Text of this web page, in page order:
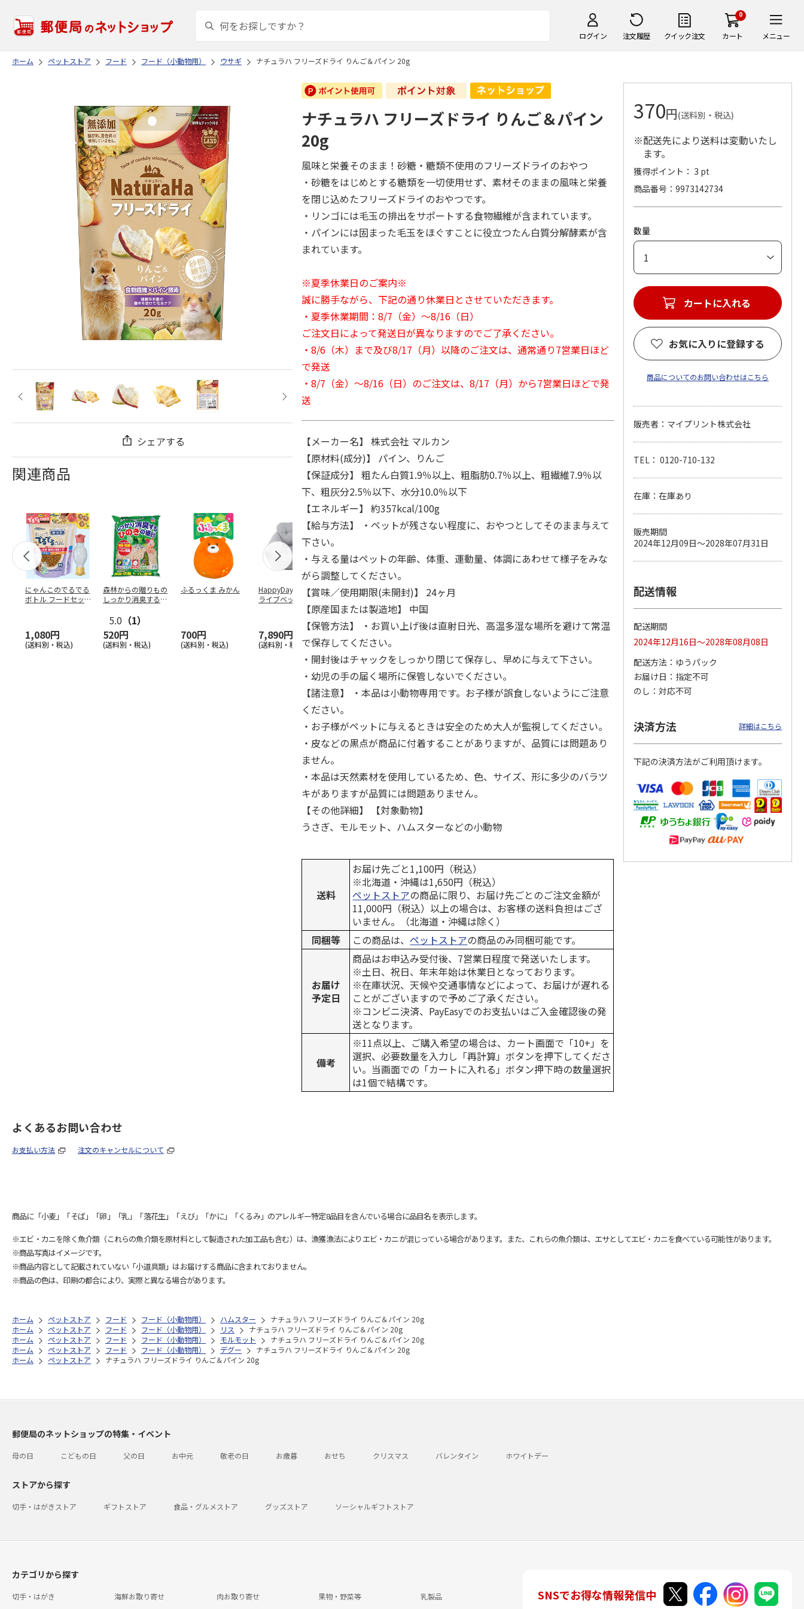
ログイン 注文履歴 クイック注文
0
カート メニュー
ホーム ペットストア フード フード（小動物用） ウサギ ナチュラハ フリーズドライ りんご＆パイン 20g
シェアする
関連商品
にゃんこのでるでる
ボトル フードセッ
1,080円
(送料別・税込)
森林からの贈りもの
しっかり消臭するひ
5.0 （1）
520円
(送料別・税込)
ふるっくま みかん
700円
(送料別・税込)
HappyDays 2wayド
ライブベッド グレ
7,890円
(送料別・税込)
獣医師開発 ニオイ
をとる砂専用 猫ト
イレ ナチュラルグ
1,550円
(送料別・税込)
デオトイレ 飛び散
らない消臭・抗菌サ
ンド 4L
1,320円 470円 120円
ペット線香 虹のか
なた フルーティフ
ローラルの香り
590円
(送料別・税込)
えBOX とりささ…
380円
(送料別・税込)
ナチュラハ フリーズドライ りんご＆パイン
20g
風味と栄養そのまま！砂糖・糖類不使用のフリーズドライのおやつ
・砂糖をはじめとする糖類を一切使用せず、素材そのままの風味と栄養
を閉じ込めたフリーズドライのおやつです。
・リンゴには毛玉の排出をサポートする食物繊維が含まれています。
・パインには固まった毛玉をほぐすことに役立つたん白質分解酵素が含
まれています。
※夏季休業日のご案内※
誠に勝手ながら、下記の通り休業日とさせていただきます。
・夏季休業期間：8/7（金）～8/16（日）
ご注文日によって発送日が異なりますのでご了承ください。
・8/6（木）まで及び8/17（月）以降のご注文は、通常通り7営業日ほど
で発送
・8/7（金）～8/16（日）のご注文は、8/17（月）から7営業日ほどで発
送
【メーカー名】 株式会社 マルカン
【原材料(成分)】 パイン、りんご
【保証成分】 粗たん白質1.9％以上、粗脂肪0.7％以上、粗繊維7.9％以
下、粗灰分2.5％以下、水分10.0％以下
【エネルギー】 約357kcal/100g
【給与方法】 ・ペットが残さない程度に、おやつとしてそのまま与えて
下さい。
・与える量はペットの年齢、体重、運動量、体調にあわせて様子をみな
がら調整してください。
【賞味／使用期限(未開封)】 24ヶ月
【原産国または製造地】 中国
【保管方法】 ・お買い上げ後は直射日光、高温多湿な場所を避けて常温
で保存してください。
・開封後はチャックをしっかり閉じて保存し、早めに与えて下さい。
・幼児の手の届く場所に保管しないでください。
【諸注意】 ・本品は小動物専用です。お子様が誤食しないようにご注意
ください。
・お子様がペットに与えるときは安全のため大人が監視してください。
・皮などの黒点が商品に付着することがありますが、品質には問題あり
ません。
・本品は天然素材を使用しているため、色、サイズ、形に多少のバラツ
キがありますが品質には問題ありません。
【その他詳細】 【対象動物】
うさぎ、モルモット、ハムスターなどの小動物
送料
お届け先ごと1,100円（税込）
※北海道・沖縄は1,650円（税込）
ペットストアの商品に限り、お届け先ごとのご注文金額が
11,000円（税込）以上の場合は、お客様の送料負担はござ
いません。（北海道・沖縄は除く）
同梱等
この商品は、ペットストアの商品のみ同梱可能です。
お届け
予定日
商品はお申込み受付後、7営業日程度で発送いたします。
※土日、祝日、年末年始は休業日となっております。
※在庫状況、天候や交通事情などによって、お届けが遅れる
ことがございますので予めご了承ください。
※コンビニ決済、PayEasyでのお支払いはご入金確認後の発
送となります。
備考
※11点以上、ご購入希望の場合は、カート画面で「10+」を
選択、必要数量を入力し「再計算」ボタンを押下してくださ
い。当画面での「カートに入れる」ボタン押下時の数量選択
は1個で結構です。
370円(送料別・税込)
※配送先により送料は変動いたし
ます。
獲得ポイント： 3 pt
商品番号
9973142734
数量
カートに入れる
お気に入りに登録する
商品についてのお問い合わせはこちら
販売者：マイプリント株式会社
TEL： 0120-710-132
在庫：在庫あり
販売期間
2024年12月09日～2028年07月31日
配送情報
配送期間
2024年12月16日～2028年08月08日
配送方法
ゆうパック
お届け日
指定不可
のし
対応不可
決済方法 詳細はこちら
下記の決済方法がご利用頂けます。
よくあるお問い合わせ
お支払い方法 注文のキャンセルについて
商品に「小麦」「そば」「卵」「乳」「落花生」「えび」「かに」「くるみ」のアレルギー特定8品目を含んでいる場合に品目名を表示します。
※エビ・カニを除く魚介類（これらの魚介類を原材料として製造された加工品も含む）は、漁獲漁法によりエビ・カニが混じっている場合があります。また、これらの魚介類は、エサとしてエビ・カニを食べている可能性があります。
※商品写真はイメージです。
※商品内容として記載されていない「小道具類」はお届けする商品に含まれておりません。
※商品の色は、印刷の都合により、実際と異なる場合があります。
ホーム ペットストア フード フード（小動物用） ハムスター
ナチュラハ フリーズドライ りんご＆パイン 20g
ホーム
ペットストア フード フード（小動物用） リス
ナチュラハ フリーズドライ りんご＆パイン 20g
ホーム
ペットストア フード フード（小動物用） モルモット
ナチュラハ フリーズドライ りんご＆パイン 20g
ホーム
ペットストア フード フード（小動物用） デグー
ナチュラハ フリーズドライ りんご＆パイン 20g
ホーム
ペットストア ナチュラハ フリーズドライ りんご＆パイン 20g
郵便局のネットショップの特集・イベント
母の日 こどもの日 父の日 お中元 敬老の日 お歳暮 おせち クリスマス バレンタイン ホワイトデー
ストアから探す
切手・はがきストア ギフトストア 食品・グルメストア グッズストア ソーシャルギフトストア
カテゴリから探す
切手・はがき 海鮮お取り寄せ 肉お取り寄せ 果物・野菜等 乳製品 SNSでお得な情報発信中